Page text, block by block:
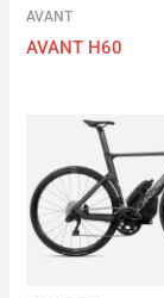
AVANT
AVANT H60